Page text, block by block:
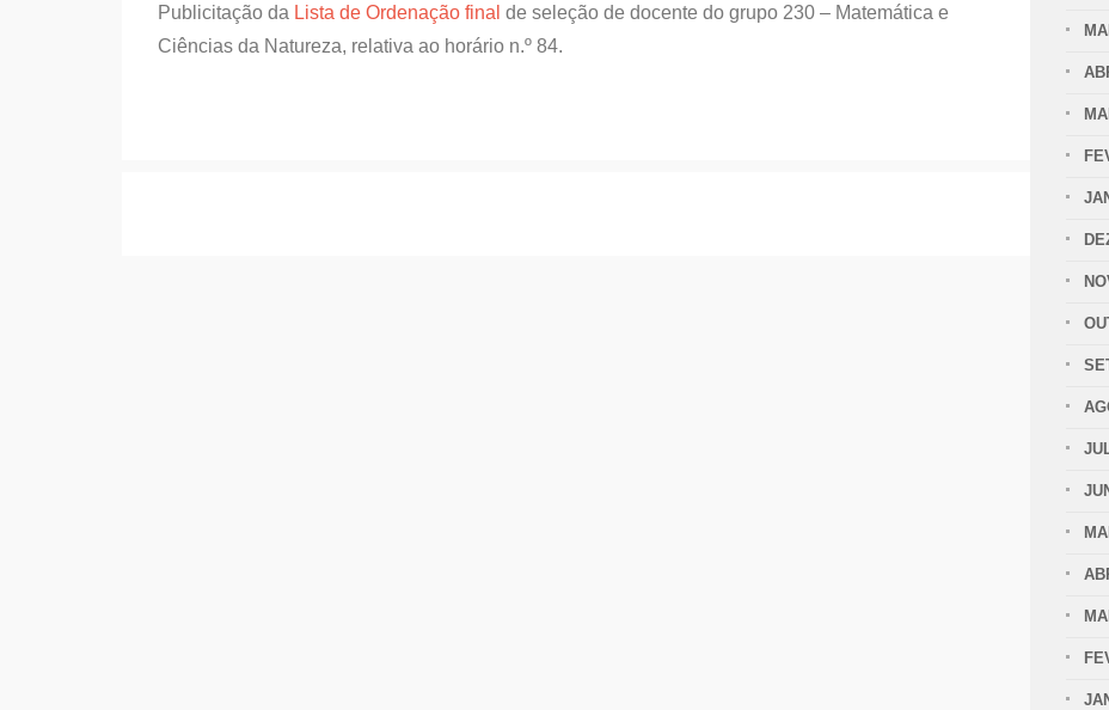
Publicitação da Lista de Ordenação final de seleção de docente do grupo 230 – Matemática e
Ciências da Natureza, relativa ao horário n.º 84.